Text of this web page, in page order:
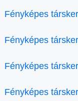
Fényképes
Fényképes
Fényképes
Fényképes